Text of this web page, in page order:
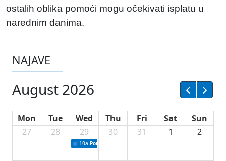
ostalih oblika pomoći mogu očekivati isplatu u
narednim danima.
NAJAVE
August 2026
Mon Tue Wed Thu Fri Sat
Sun
27
28 29
10a Potpisivanje ugovora sa neprofitnim
30 31 1 2